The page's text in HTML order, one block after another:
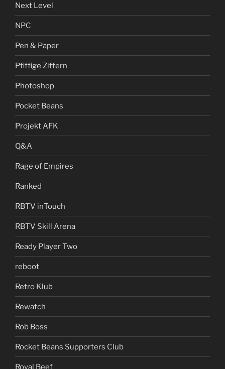
Next Level
NPC
Pen & Paper
Pfiffige Ziffern
Photoshop
Pocket Beans
Projekt AFK
Q&A
Rage of Empires
Ranked
RBTV inTouch
RBTV Skill Arena
Ready Player Two
reboot
Retro Klub
Rewatch
Rob Boss
Rocket Beans Supporters Club
Royal Beef